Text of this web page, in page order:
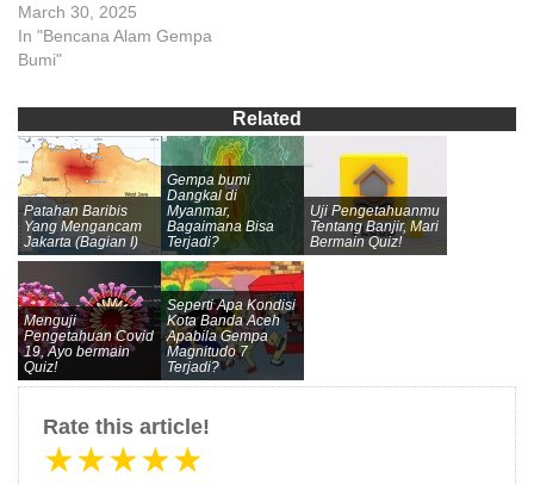
March 30, 2025
In "Bencana Alam Gempa
Bumi"
Related
Patahan Baribis
Yang Mengancam
Jakarta (Bagian I)
Gempa bumi
Dangkal di
Myanmar,
Bagaimana Bisa
Terjadi?
Uji Pengetahuanmu
Tentang Banjir, Mari
Bermain Quiz!
Menguji
Pengetahuan Covid
19, Ayo bermain
Quiz!
Seperti Apa Kondisi
Kota Banda Aceh
Apabila Gempa
Magnitudo 7
Terjadi?
Rate this article!
★★★★★